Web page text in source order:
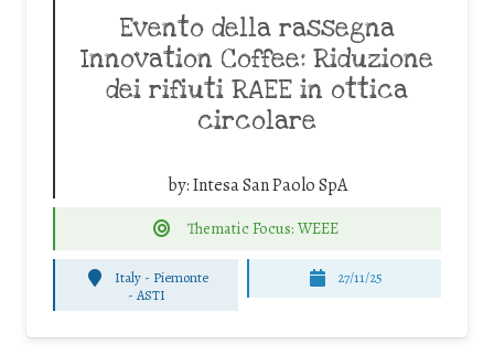
Evento della rassegna
Innovation Coffee: Riduzione
dei rifiuti RAEE in ottica
circolare
by:Intesa San Paolo SpA
Thematic Focus: WEEE
Italy - Piemonte
- ASTI
27/11/25